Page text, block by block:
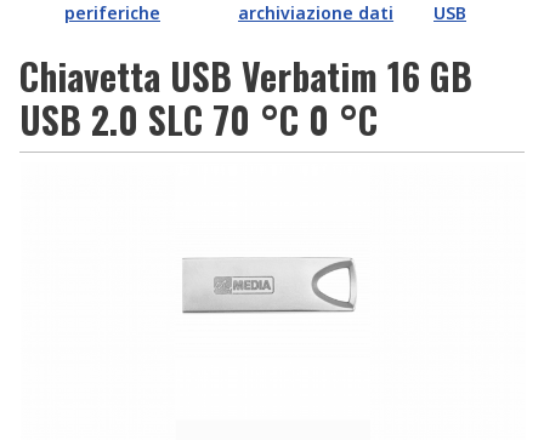
periferiche
archiviazione dati
USB
Chiavetta USB Verbatim 16 GB
USB 2.0 SLC 70 °C 0 °C